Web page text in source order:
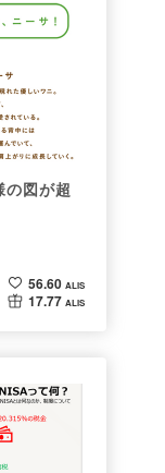
図が超
56.60 ALIS
17.77 ALIS